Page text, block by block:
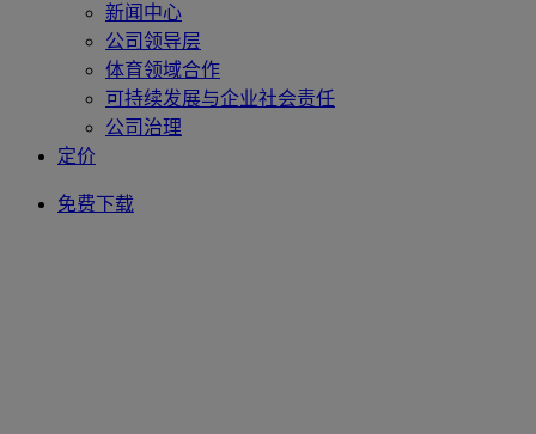
新闻中心
公司领导层
体育领域合作
可持续发展与企业社会责任
公司治理
定价
免费下载